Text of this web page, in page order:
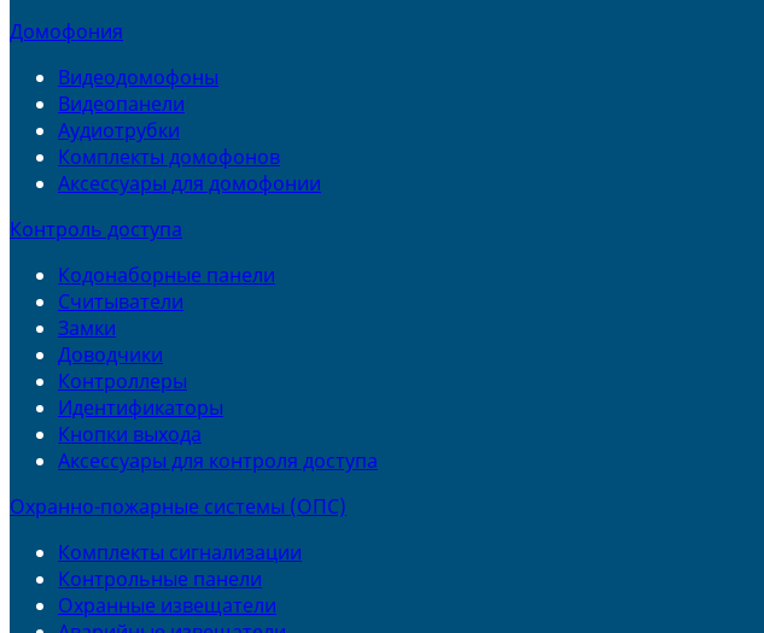
Домофония
Видеодомофоны
Видеопанели
Аудиотрубки
Комплекты домофонов
Аксессуары для домофонии
Контроль доступа
Кодонаборные панели
Считыватели
Замки
Доводчики
Контроллеры
Идентификаторы
Кнопки выхода
Аксессуары для контроля доступа
Охранно-пожарные системы (ОПС)
Комплекты сигнализации
Контрольные панели
Охранные извещатели